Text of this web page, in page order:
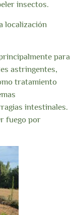
insectos.
localización
para
astringentes,
tratamiento
intestinales.
fuego por